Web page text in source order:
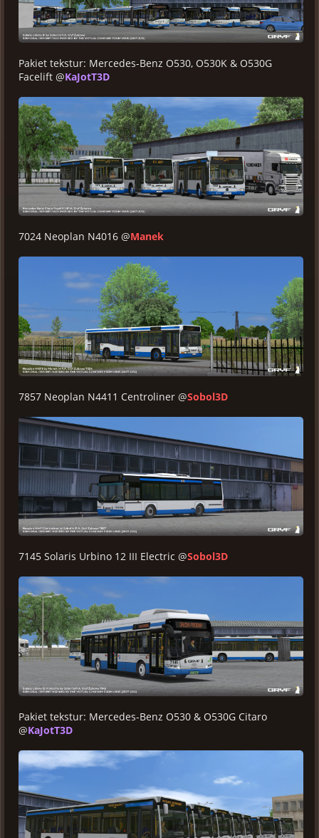
Pakiet tekstur: Mercedes-Benz O530, O530K & O530G
Facelift @KaJotT3D
7024 Neoplan N4016 @Manek
7857 Neoplan N4411 Centroliner @Sobol3D
7145 Solaris Urbino 12 III Electric @Sobol3D
Pakiet tekstur: Mercedes-Benz O530 & O530G Citaro
@KaJotT3D